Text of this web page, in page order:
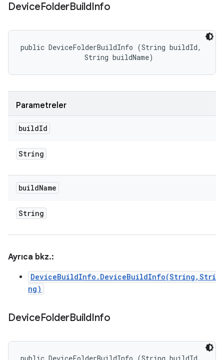
DeviceFolderBuildInfo
public DeviceFolderBuildInfo (String buildId,
                String buildName)
Parametreler
buildId
String
buildName
String
Ayrıca bkz.:
DeviceBuildInfo.DeviceBuildInfo(String,Stri
ng)
DeviceFolderBuildInfo